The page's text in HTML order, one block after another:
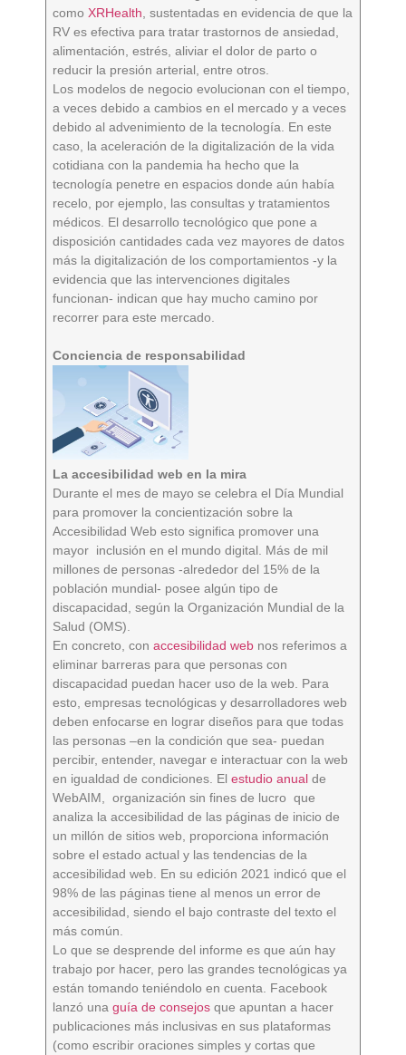
como XRHealth , sustentadas en evidencia de que la
RV es efectiva para tratar trastornos de ansiedad,
alimentación, estrés, aliviar el dolor de parto o
reducir la presión arterial, entre otros.
Los modelos de negocio evolucionan con el tiempo,
a veces debido a cambios en el mercado y a veces
debido al advenimiento de la tecnología. En este
caso, la aceleración de la digitalización de la vida
cotidiana con la pandemia ha hecho que la
tecnología penetre en espacios donde aún había
recelo, por ejemplo, las consultas y tratamientos
médicos. El desarrollo tecnológico que pone a
disposición cantidades cada vez mayores de datos
más la digitalización de los comportamientos -y la
evidencia que las intervenciones digitales
funcionan- indican que hay mucho camino por
recorrer para este mercado.
Conciencia de responsabilidad
La accesibilidad web en la mira
Durante el mes de mayo se celebra el Día Mundial
para promover la concientización sobre la
Accesibilidad Web esto significa promover una
mayor inclusión en el mundo digital. Más de mil
millones de personas -alrededor del 15% de la
población mundial- posee algún tipo de
discapacidad, según la Organización Mundial de la
Salud (OMS).
En concreto, conaccesibilidad web nos referimos a
eliminar barreras para que personas con
discapacidad puedan hacer uso de la web. Para
esto, empresas tecnológicas y desarrolladores web
deben enfocarse en lograr diseños para que todas
las personas –en la condición que sea- puedan
percibir, entender, navegar e interactuar con la web
en igualdad de condiciones. El estudio anualde
WebAIM, organización sin fines de lucro que
analiza la accesibilidad de las páginas de inicio de
un millón de sitios web, proporciona información
sobre el estado actual y las tendencias de la
accesibilidad web. En su edición 2021 indicó que el
98% de las páginas tiene al menos un error de
accesibilidad, siendo el bajo contraste del texto el
más común.
Lo que se desprende del informe es que aún hay
trabajo por hacer, pero las grandes tecnológicas ya
están tomando teniéndolo en cuenta. Facebook
lanzó unaguía de consejos que apuntan a hacer
publicaciones más inclusivas en sus plataformas
(como escribir oraciones simples y cortas que